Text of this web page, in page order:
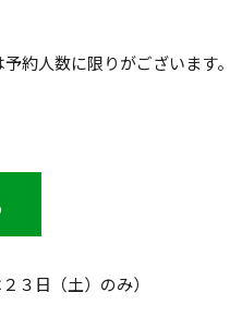
約人数に限りがございます。
日（土）のみ）